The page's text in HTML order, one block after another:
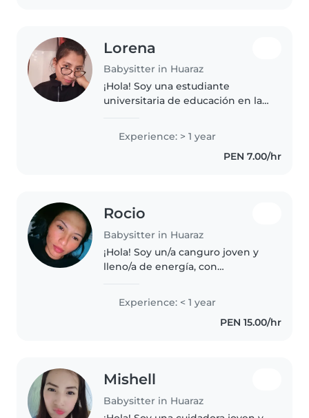
Lorena
Babysitter in Huaraz
¡Hola! Soy una estudiante
universitaria de educación en la
experiencia como niñera con
bebés, niños pequeños,
preescolares y niños en edad
Experience: > 1 year
PEN 7.00/hr
Rocio
Babysitter in Huaraz
¡Hola! Soy un/a canguro joven y
lleno/a de energía, con
niños pequeños. Me encanta
hacer manualidades y jugar, y
estoy cómodo/a ayudando con
Experience: < 1 year
PEN 15.00/hr
Mishell
Babysitter in Huaraz